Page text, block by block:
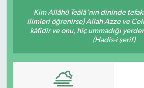
Kim Allâhü Teâlâ'nın dininde
ilimleri öğrenirse) Allah Azze ve
kâfidir ve onu, hiç ummadığı
(Hadis-i şerif)